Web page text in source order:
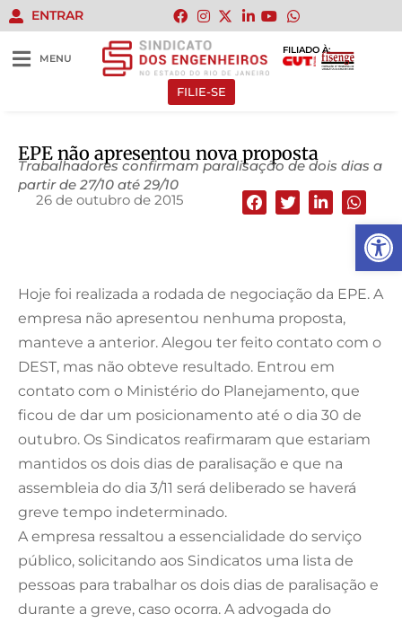
Abrir
ENTRAR
MENU
FILIADO À:
FILIE-SE
EPE não apresentou nova proposta
Trabalhadores confirmam paralisação de dois dias a
partir de 27/10 até 29/10
26 de outubro de 2015
Hoje foi realizada a rodada de negociação da EPE. A
empresa não apresentou nenhuma proposta,
manteve a anterior. Alegou ter feito contato com o
DEST, mas não obteve resultado. Entrou em
contato com o Ministério do Planejamento, que
ficou de dar um posicionamento até o dia 30 de
outubro. Os Sindicatos reafirmaram que estariam
mantidos os dois dias de paralisação e que na
assembleia do dia 3/11 será deliberado se haverá
greve tempo indeterminado.
A empresa ressaltou a essencialidade do serviço
público, solicitando aos Sindicatos uma lista de
pessoas para trabalhar os dois dias de paralisação e
durante a greve, caso ocorra. A advogada do